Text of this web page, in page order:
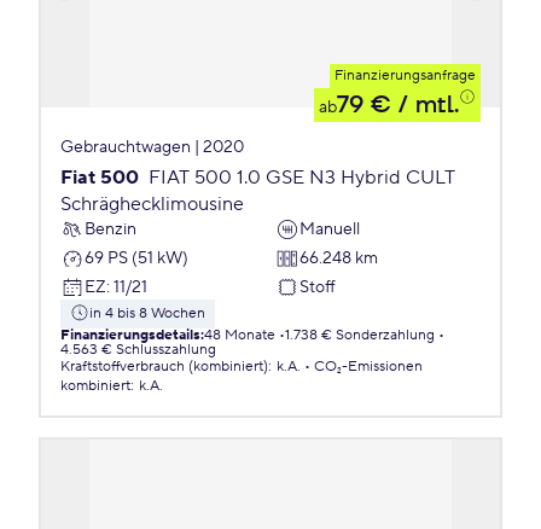
Finanzierungsanfrage
ab79 € / mtl.
Gebrauchtwagen | 2020
Fiat 500 FIAT 500 1.0 GSE N3 Hybrid CULT
Schräghecklimousine
Benzin
Manuell
69 PS (51 kW)
66.248 km
EZ: 11/21 Stoff
in 4 bis 8 Wochen
Finanzierungsdetails:48 Monate 1.738 € Sonderzahlung
4.563 € Schlusszahlung
Kraftstoffverbrauch (kombiniert): k.A.
CO₂-Emissionen
kombiniert: k.A.